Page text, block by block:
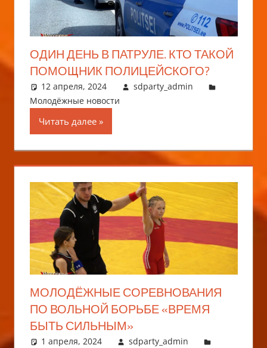
ОДИН ДЕНЬ В ПАТРУЛЕ. КТО ТАКОЙ
ПОМОЩНИК ПОЛИЦЕЙСКОГО?
12 апреля, 2024
sdparty_admin
Молодёжные новости
Читать далее
МОЛОДЁЖНЫЕ СОРЕВНОВАНИЯ
ПО ВОЛЬНОЙ БОРЬБЕ «ВРЕМЯ
БЫТЬ СИЛЬНЫМ»
1 апреля, 2024
sdparty_admin